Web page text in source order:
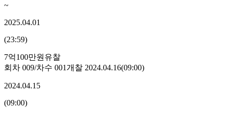
~
2025.04.01
(23:59)
7억100만원 유찰
회차 009/차수 001개찰 2024.04.16(09:00)
2024.04.15
(09:00)